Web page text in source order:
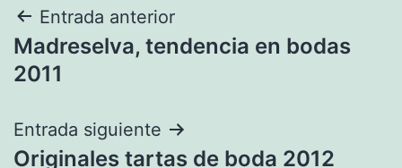
Navegación
de
Entrada anterior
Madreselva, tendencia en bodas
2011
Entrada siguiente
Originales tartas de boda 2012